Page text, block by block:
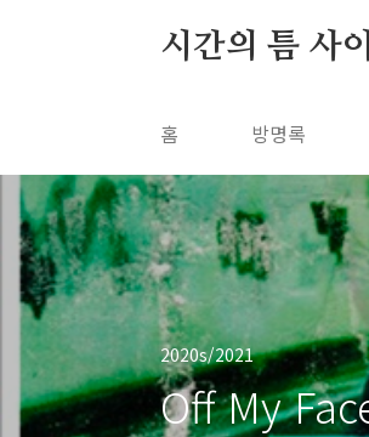
시간의 틈 사
홈 방명록
2020s/2021
Off My